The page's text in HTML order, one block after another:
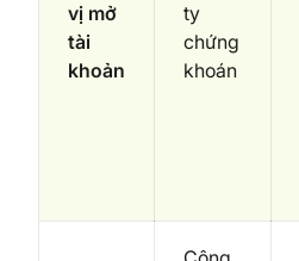
vị mở
tài
khoản
ty
chứng
khoán